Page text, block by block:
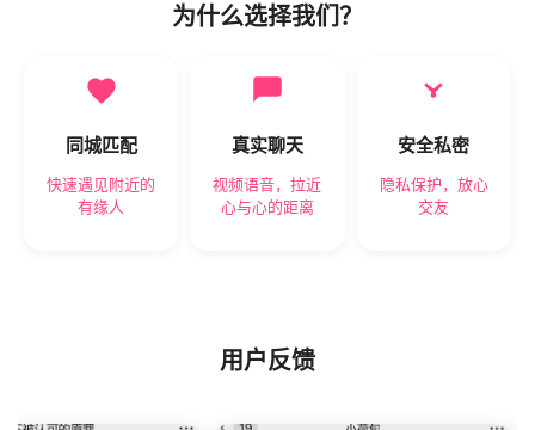
为什么选择我们？
同城匹配
快速遇见附近的
有缘人
真实聊天
视频语音，拉近
心与心的距离
安全私密
隐私保护，放心
交友
用户反馈